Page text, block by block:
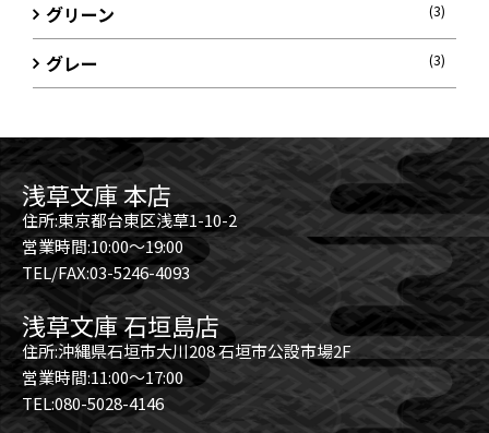
グリーン (3)
グレー (3)
浅草文庫 本店
住所:東京都台東区浅草1-10-2
営業時間:10:00～19:00
TEL/FAX:03-5246-4093
浅草文庫 石垣島店
住所:沖縄県石垣市大川208 石垣市公設市場2F
営業時間:11:00～17:00
TEL:080-5028-4146